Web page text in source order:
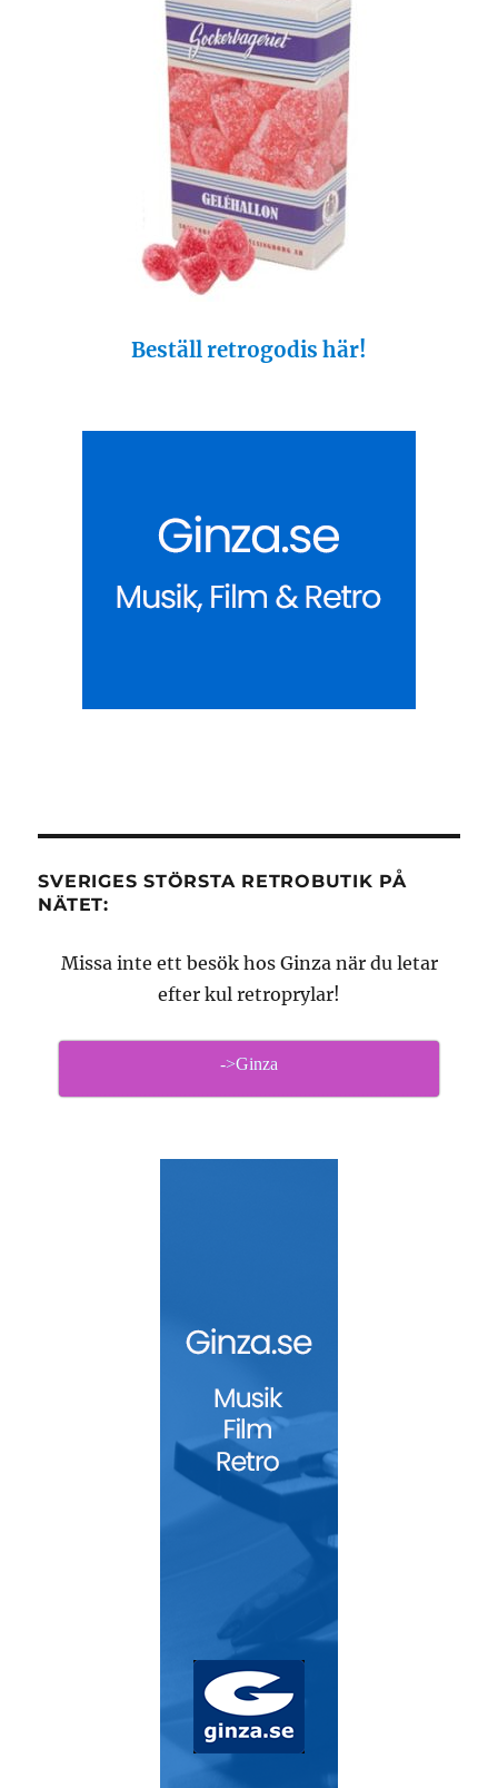
Beställ retrogodis här!
SVERIGES STÖRSTA RETROBUTIK PÅ
NÄTET:
Missa inte ett besök hos Ginza när du letar
efter kul retroprylar!
->Ginza